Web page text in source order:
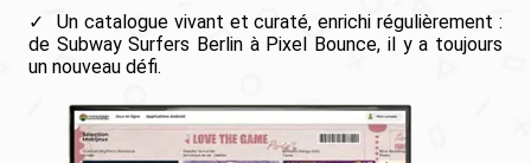
Un catalogue vivant et curaté, enrichi régulièrement :
de Subway Surfers Berlin à Pixel Bounce, il y a toujours
un nouveau défi.